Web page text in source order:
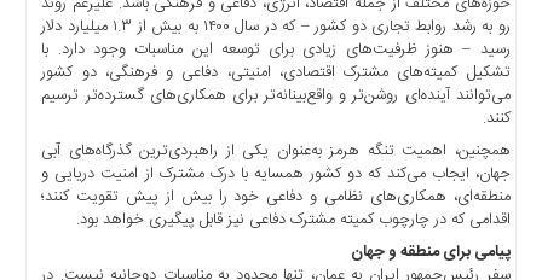
دسترسی
سریع
صفحه
اخبار
اقتصادی
اخبار
ایران
رو به رشد روابط تجاری دو کشور – که در سال ۱۴۰۰ به بیش از ۱.۳ میلیارد دلار
رسید – هنوز ظرفیت‌های زیادی برای توسعه این مناسبات وجود دارد. با
تشکیل کمیته‌های مشترک اقتصادی، امنیتی، دفاعی و فرهنگی، دو کشور
می‌توانند آینده‌ای روشن‌تر و واقع‌بینانه‌تر برای همکاری‌های گسترده‌تر ترسیم
کنند.
همچنین، اهمیت تنگه هرمز به‌عنوان یکی از راهبردی‌ترین گذرگاه‌های آبی
جهان، ایجاب می‌کند که دو کشور همسایه با درک مشترک از امنیت دریایی و
منطقه‌ای، همکاری‌های نظامی و دفاعی خود را بیش از پیش تقویت کنند؛
اقدامی که در چارچوب کمیته مشترک دفاعی نیز قابل پیگیری خواهد بود.
پیامی برای منطقه و جهان